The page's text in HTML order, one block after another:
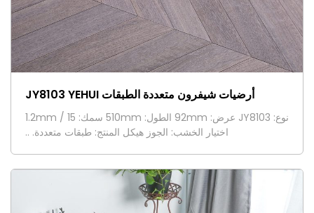
أرضيات شيفرون متعددة الطبقات JY8103 YEHUI
نوع: JY8103 عرض: 92mm الطول: 510mm سمك: 15 / 1.2mm
اختيار الخشب: الجوز هيكل المنتج: طبقات متعددة. ..